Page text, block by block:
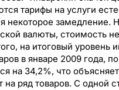
тарифы на услуги
некоторое замедление.
валюты, стоимость
на итоговый уровень
в январе 2009 года,
на 34,2%, что
ряд товаров. С одной